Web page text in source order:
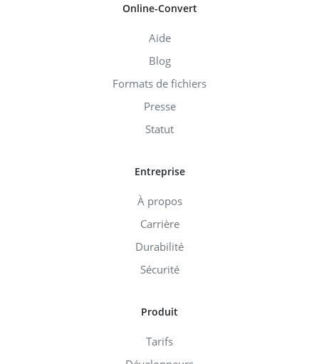
Online-Convert
Aide
Blog
Formats de fichiers
Presse
Statut
Entreprise
À propos
Carrière
Durabilité
Sécurité
Produit
Tarifs